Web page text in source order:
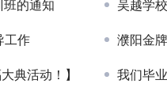
的通知 吴越学
工作 濮阳金牌再出
典活动！】 我们毕